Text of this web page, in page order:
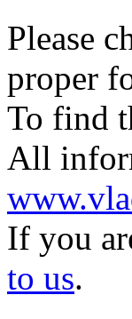
Please
proper
To find
All
If you
to us.